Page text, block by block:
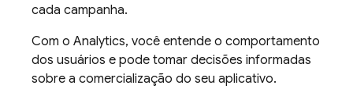
cada campanha.
Com o Analytics, você entende o comportamento
dos usuários e pode tomar decisões informadas
sobre a comercialização do seu aplicativo.